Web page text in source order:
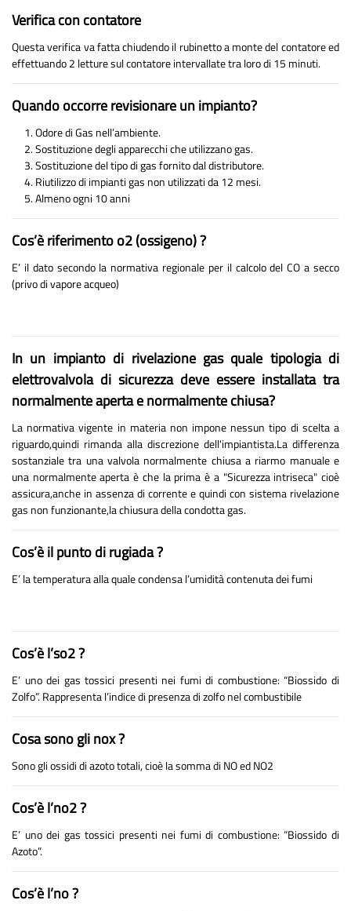
Verifica con contatore
Questa verifica va fatta chiudendo il rubinetto a monte del contatore ed
effettuando 2 letture sul contatore intervallate tra loro di 15 minuti.
Quando occorre revisionare un impianto?
Odore di Gas nell’ambiente.
Sostituzione degli apparecchi che utilizzano gas.
Sostituzione del tipo di gas fornito dal distributore.
Riutilizzo di impianti gas non utilizzati da 12 mesi.
Almeno ogni 10 anni
Cos’è riferimento o2 (ossigeno) ?
E’ il dato secondo la normativa regionale per il calcolo del CO a secco
(privo di vapore acqueo)
In un impianto di rivelazione gas quale tipologia di
elettrovalvola di sicurezza deve essere installata tra
normalmente aperta e normalmente chiusa?
La normativa vigente in materia non impone nessun tipo di scelta a
riguardo,quindi rimanda alla discrezione dell'impiantista.La differenza
sostanziale tra una valvola normalmente chiusa a riarmo manuale e
una normalmente aperta è che la prima è a "Sicurezza intriseca" cioè
assicura,anche in assenza di corrente e quindi con sistema rivelazione
gas non funzionante,la chiusura della condotta gas.
Cos’è il punto di rugiada ?
E’ la temperatura alla quale condensa l’umidità contenuta dei fumi
Cos’è l’so2 ?
E’ uno dei gas tossici presenti nei fumi di combustione: “Biossido di
Zolfo”. Rappresenta l’indice di presenza di zolfo nel combustibile
Cosa sono gli nox ?
Sono gli ossidi di azoto totali, cioè la somma di NO ed NO2
Cos’è l’no2 ?
E’ uno dei gas tossici presenti nei fumi di combustione: “Biossido di
Azoto”.
Cos’è l’no ?